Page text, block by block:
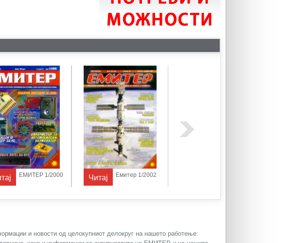
ЕМИТЕР 1/2000 Читај Емитер 1/2002
и новости од целокупниот делокруг на нашето работење: